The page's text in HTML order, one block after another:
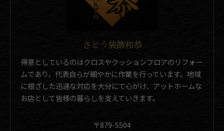
さとう装飾和恭
得意としているのはクロスやクッションフロアのリフォー
ムであり、代表自らが細やかに作業を行っています。地域
に根ざした迅速な対応を大分にて心がけ、アットホームな
お店として皆様の暮らしを支えていきます。
〒879-5504